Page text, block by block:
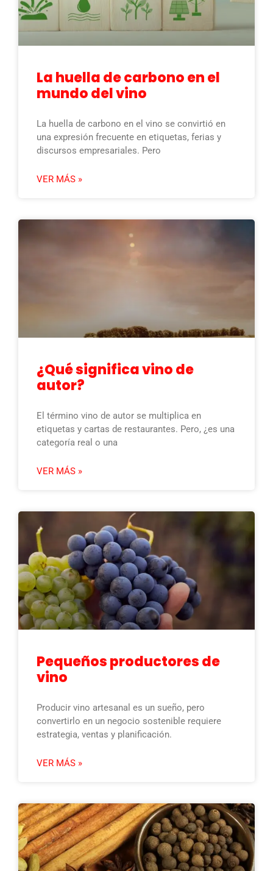
La huella de carbono en el
mundo del vino
La huella de carbono en el vino se convirtió en
una expresión frecuente en etiquetas, ferias y
discursos empresariales. Pero
VER MÁS »
¿Qué significa vino de
autor?
El término vino de autor se multiplica en
etiquetas y cartas de restaurantes. Pero, ¿es una
categoría real o una
VER MÁS »
Pequeños productores de
vino
Producir vino artesanal es un sueño, pero
convertirlo en un negocio sostenible requiere
estrategia, ventas y planificación.
VER MÁS »